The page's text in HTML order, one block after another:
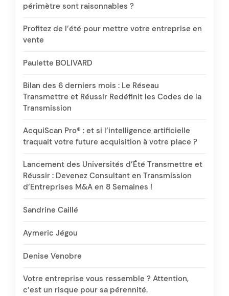
périmètre sont raisonnables ?
Profitez de l’été pour mettre votre entreprise en
vente
Paulette BOLIVARD
Bilan des 6 derniers mois : Le Réseau
Transmettre et Réussir Redéfinit les Codes de la
Transmission
AcquiScan Pro® : et si l’intelligence artificielle
traquait votre future acquisition à votre place ?
Lancement des Universités d’Été Transmettre et
Réussir : Devenez Consultant en Transmission
d’Entreprises M&A en 8 Semaines !
Sandrine Caillé
Aymeric Jégou
Denise Venobre
Votre entreprise vous ressemble ? Attention,
c’est un risque pour sa pérennité.